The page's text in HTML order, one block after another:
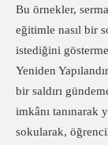
Bu örnekler,
eğitimle nasıl bir
istediğini
Yeniden
bir saldırı
imkânı tanınarak
sokularak,